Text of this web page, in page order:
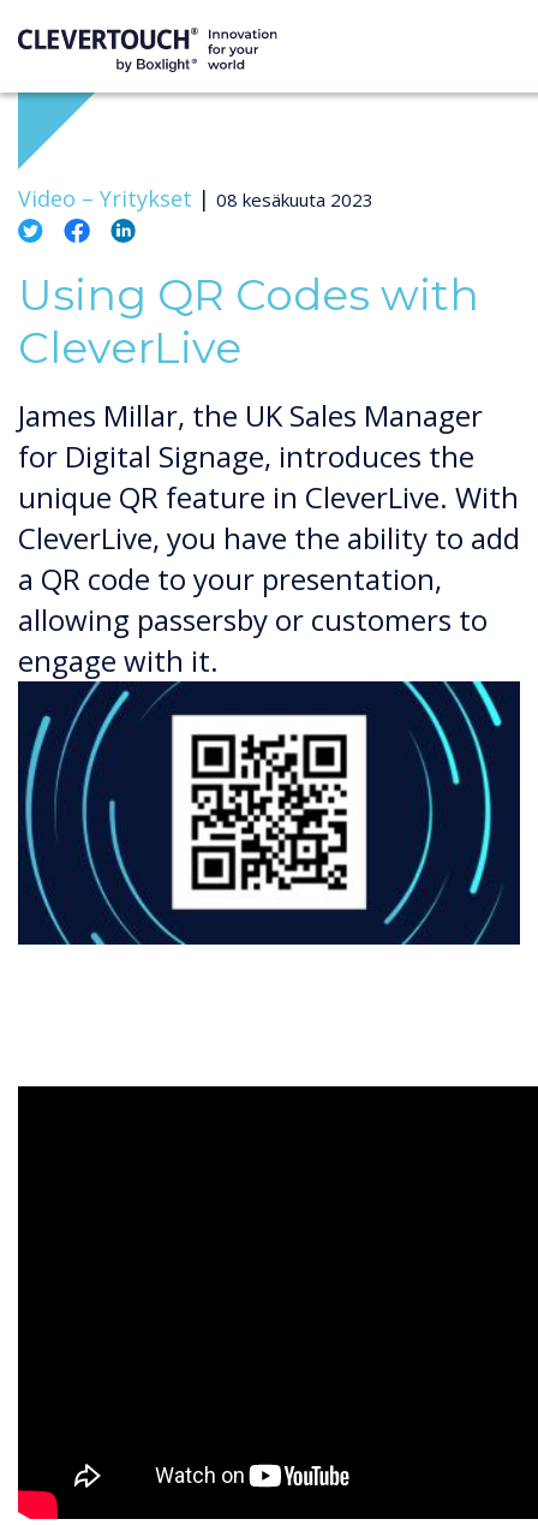
Video – Yritykset | 08 kesäkuuta 2023
Using QR Codes with
CleverLive
James Millar, the UK Sales Manager
for Digital Signage, introduces the
unique QR feature in CleverLive. With
CleverLive, you have the ability to add
a QR code to your presentation,
allowing passersby or customers to
engage with it.